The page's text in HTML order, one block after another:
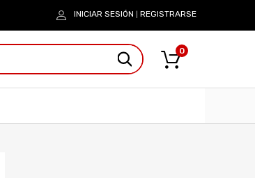
INICIAR SESIÓN REGISTRARSE
0